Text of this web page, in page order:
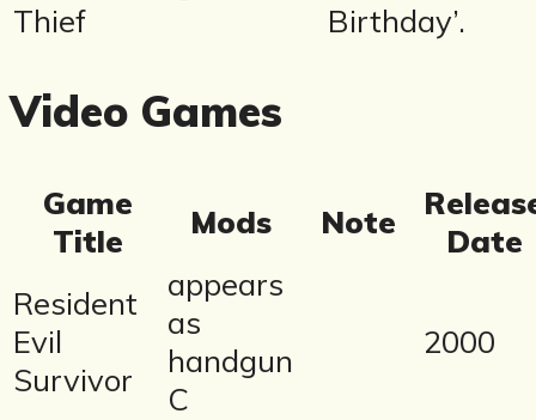
Thief
Birthday’.
Video Games
Game
Title
Mods Note
Date
Resident
Evil
Survivor
appears
as
handgun
C
2000